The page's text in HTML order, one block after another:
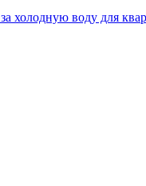
холодную воду для